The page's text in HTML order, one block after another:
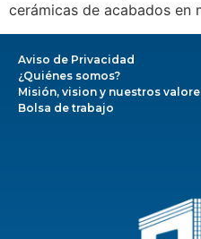
cerámicas de acabados en
Aviso de Privacidad
¿Quiénes somos?
Misión, vision y nuestros
Bolsa de trabajo